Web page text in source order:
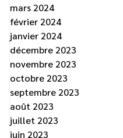
mars 2024
février 2024
janvier 2024
décembre 2023
novembre 2023
octobre 2023
septembre 2023
août 2023
juillet 2023
juin 2023